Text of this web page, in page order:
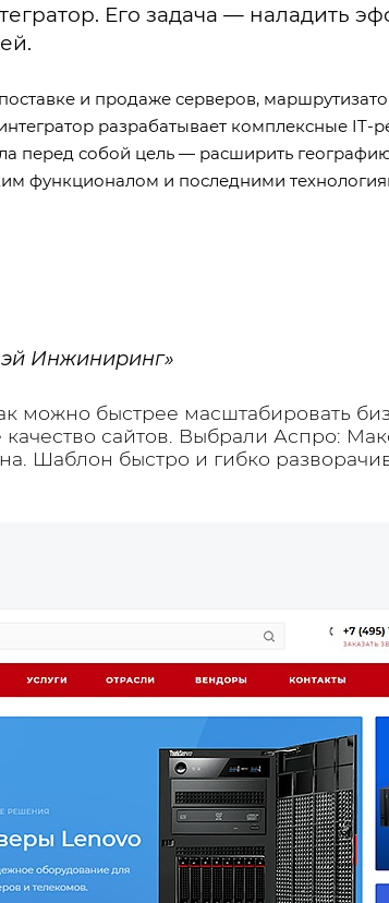
Его задача — наладить
и продаже серверов,
разрабатывает комплексные IT-
перед собой цель — расширить
функционалом и последними
Инжиниринг»
можно быстрее масштабировать
сайтов. Выбрали Аспро:
Шаблон быстро и гибко